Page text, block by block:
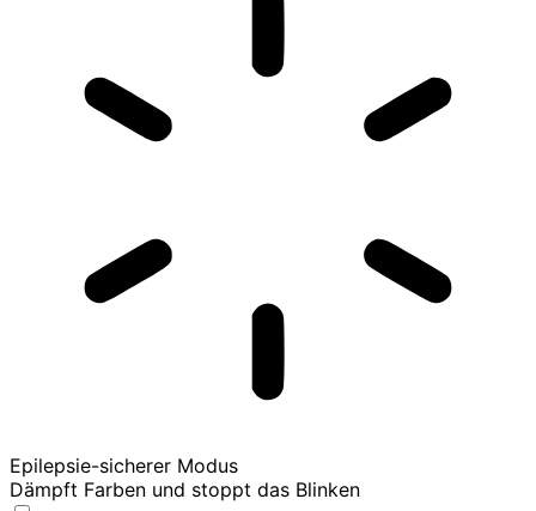
Epilepsie-sicherer Modus
Dämpft Farben und stoppt das Blinken